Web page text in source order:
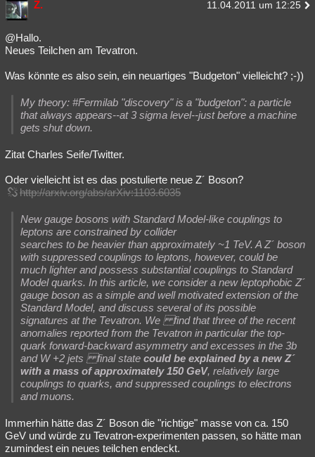
Z. 11.04.2011 um 12:25
@Hallo.
Neues Teilchen am Tevatron.
Was könnte es also sein, ein neuartiges "Budgeton" vielleicht? ;-))
My theory: #Fermilab "discovery" is a "budgeton": a particle
that always appears--at 3 sigma level--just before a machine
gets shut down.
Zitat Charles Seife/Twitter.
Oder vielleicht ist es das postulierte neue Z´ Boson?
http://arxiv.org/abs/arXiv:1103.6035
New gauge bosons with Standard Model-like couplings to
leptons are constrained by collider
searches to be heavier than approximately ~1 TeV. A Z´ boson
with suppressed couplings to leptons, however, could be
much lighter and possess substantial couplings to Standard
Model quarks. In this article, we consider a new leptophobic Z´
gauge boson as a simple and well motivated extension of the
Standard Model, and discuss several of its possible
signatures at the Tevatron. We find that three of the recent
anomalies reported from the Tevatron in particular the top-
quark forward-backward asymmetry and excesses in the 3b
and W +2 jets final state could be explained by a new Z´
with a mass of approximately 150 GeV, relatively large
couplings to quarks, and suppressed couplings to electrons
and muons.
Immerhin hätte das Z´ Boson die "richtige" masse von ca. 150
GeV und würde zu Tevatron-experimenten passen, so hätte man
zumindest ein neues teilchen endeckt.